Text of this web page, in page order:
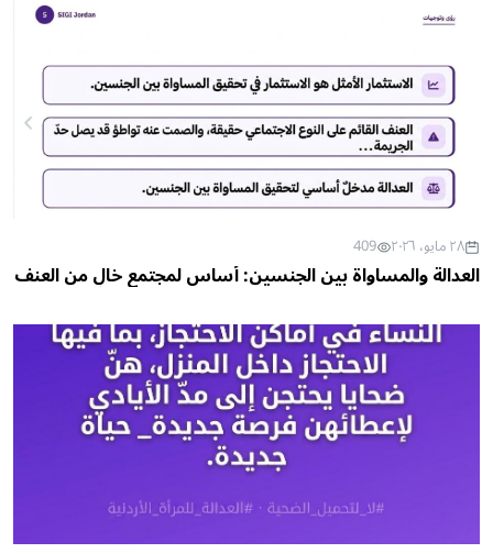
٢٨ مايو، ٢٠٢٦ 409
العدالة والمساواة بين الجنسين: أساس لمجتمع خالٍ من العنف